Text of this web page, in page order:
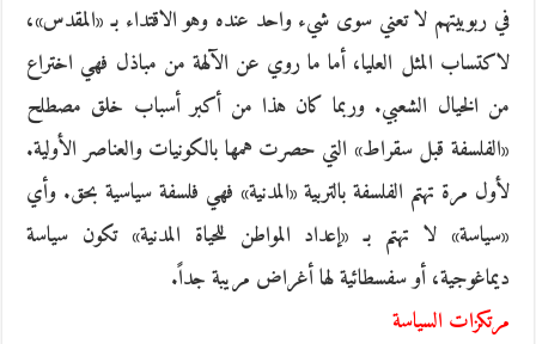
في ربوبيتهم لا تعني سوى شيء واحد عنده وهو الاقتداء بـ «المقدس»،
لاكتساب المثل العليا، أما ما روي عن الآلهة من مباذل فهي اختراع
من الخيال الشعبي. وربما كان هذا من أكبر أسباب خلق مصطلح
«الفلسفة قبل سقراط» التي حصرت همها بالكونيات والعناصر الأولية.
لأول مرة تهتم الفلسفة بالتربية «المدنية» فهي فلسفة سياسية بحق. وأي
«سياسة» لا تهتم بـ «إعداد المواطن للحياة المدنية» تكون سياسة
ديماغوجية، أو سفسطائية لها أغراض مريبة جداً.
مرتكزات السياسة